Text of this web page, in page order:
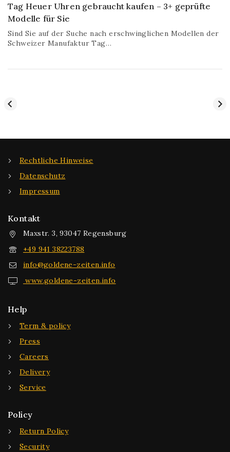
Tag Heuer Uhren gebraucht kaufen – 3+ geprüfte
Modelle für Sie
Sind Sie auf der Suche nach erschwinglichen Modellen der
Schweizer Manufaktur Tag…
Rechtliche Hinweise
Datenschutz
Impressum
Kontakt
Maxstr. 3, 93047 Regensburg
+49 941 38223788
info@goldene-zeiten.info
www.goldene-zeiten.info
Help
Term & policy
Press
Careers
Delivery
Service
Policy
Return Policy
Security